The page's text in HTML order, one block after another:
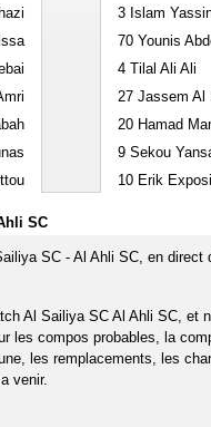
3Islam
70Younis
4Tilal Ali Ali
27Jassem Al
20Hamad
9Sekou
10Erik
SC
SC - Al Ahli SC, en direct
Al Sailiya SC Al Ahli SC, et
les compos probables, la
les remplacements, les
venir.